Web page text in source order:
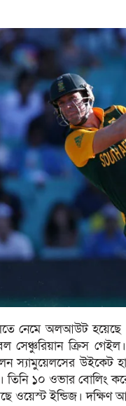
নেমে অলআউট হয়েছে
সেঞ্চুরিয়ান ক্রিস
স্যামুয়েলসের উইকেট
তিনি ১০ ওভার বোলিং
ইন্ডিজ। দক্ষিণ